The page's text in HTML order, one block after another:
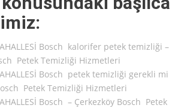
Bosch kalorifer petek temizliği –
Petek Temizliği Hizmetleri
Bosch petek temizliği gerekli mi
Petek Temizliği Hizmetleri
Bosch – Çerkezköy Bosch Petek